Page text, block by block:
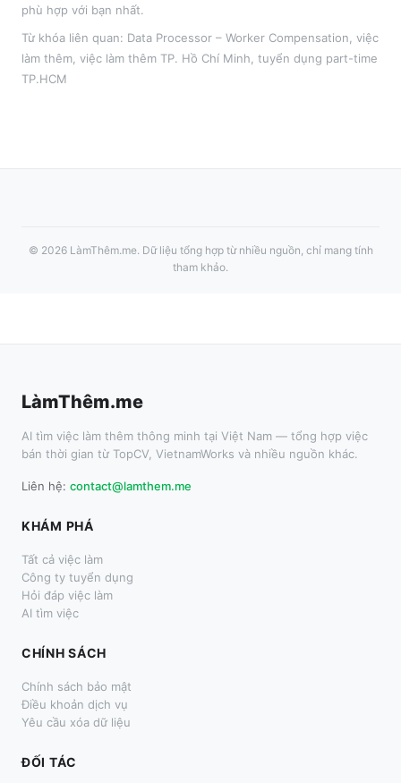
phù hợp với bạn nhất.
Từ khóa liên quan: Data Processor – Worker Compensation việc
làm thêm , việc làm thêm TP. Hồ Chí Minh , tuyển dụng part-time
TP.HCM
© 2026 LàmThêm.me. Dữ liệu tổng hợp từ nhiều nguồn, chỉ mang tính
tham khảo.
LàmThêm.me
AI tìm việc làm thêm thông minh tại Việt Nam — tổng hợp việc
bán thời gian từ TopCV, VietnamWorks và nhiều nguồn khác.
Liên hệ: contact@lamthem.me
KHÁM PHÁ
Tất cả việc làm
Công ty tuyển dụng
Hỏi đáp việc làm
AI tìm việc
CHÍNH SÁCH
Chính sách bảo mật
Điều khoản dịch vụ
Yêu cầu xóa dữ liệu
ĐỐI TÁC